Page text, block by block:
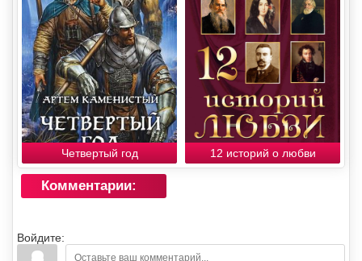
Четвертый год 12 историй о любви
Комментарии:
Войдите: